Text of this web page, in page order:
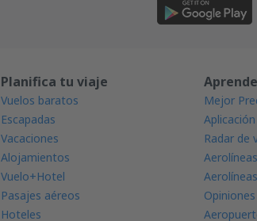
Planifica tu viaje
Vuelos baratos
Escapadas
Vacaciones
Alojamientos
Vuelo+Hotel
Pasajes aéreos
Hoteles
Mejor
Radar de
Aerolíneas